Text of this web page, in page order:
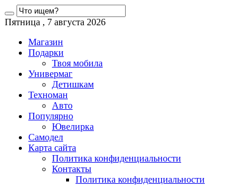
Пятница , 7 августа 2026
Магазин
Подарки
Твоя мобила
Универмаг
Детишкам
Техноман
Авто
Популярно
Ювелирка
Самодел
Карта сайта
Политика конфиденциальности
Контакты
Политика конфиденциальности